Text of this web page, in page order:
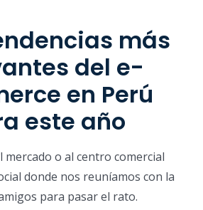
más
del e-
en Perú
este año
mercado o al centro comercial
donde nos reuníamos con la
para pasar el rato.